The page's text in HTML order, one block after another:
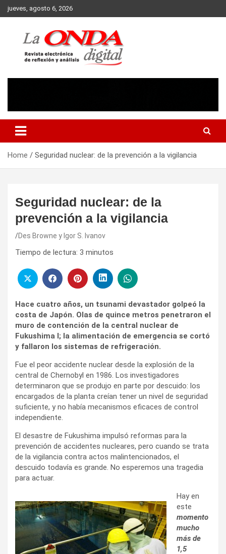
Skip
to
jueves, agosto 6, 2026
Home Seguridad nuclear: de la prevención a la vigilancia
Seguridad nuclear: de la
prevención a la vigilancia
Des Browne y Igor S. Ivanov
Tiempo de lectura: 3 minutos
Hace cuatro años, un tsunami devastador golpeó la
costa de Japón. Olas de quince metros penetraron el
muro de contención de la central nuclear de
Fukushima I; la alimentación de emergencia se cortó
y fallaron los sistemas de refrigeración.
Fue el peor accidente nuclear desde la explosión de la
central de Chernobyl en 1986. Los investigadores
determinaron que se produjo en parte por descuido: los
encargados de la planta creían tener un nivel de seguridad
suficiente, y no había mecanismos eficaces de control
independiente.
El desastre de Fukushima impulsó reformas para la
prevención de accidentes nucleares, pero cuando se trata
de la vigilancia contra actos malintencionados, el
descuido todavía es grande. No esperemos una tragedia
para actuar.
Hay en
este
momento
mucho
más de
1,5